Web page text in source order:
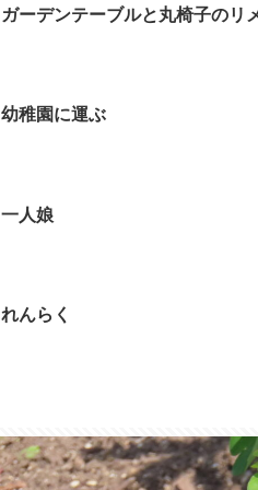
ガーデンテーブルと丸椅子のリ
幼稚園に運ぶ
一人娘
れんらく